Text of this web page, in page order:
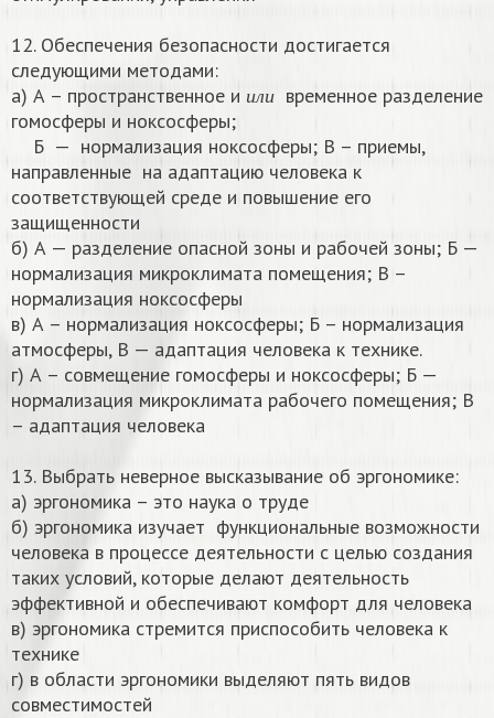
12. Обеспечения безопасности достигается
следующими методами:
а) А – пространственное и
ил и
временное разделение
гомосферы и ноксосферы;
Б — нормализация ноксосферы; В – приемы,
направленные на адаптацию человека к
соответствующей среде и повышение его
защищенности
б) А — разделение опасной зоны и рабочей зоны; Б —
нормализация микроклимата помещения; В –
нормализация ноксосферы
в) А – нормализация ноксосферы; Б – нормализация
атмосферы, В — адаптация человека к технике.
г) А – совмещение гомосферы и ноксосферы; Б —
нормализация микроклимата рабочего помещения; В
– адаптация человека
13. Выбрать неверное высказывание об эргономике:
а) эргономика – это наука о труде
б) эргономика изучает функциональные возможности
человека в процессе деятельности с целью создания
таких условий, которые делают деятельность
эффективной и обеспечивают комфорт для человека
в) эргономика стремится приспособить человека к
технике
г) в области эргономики выделяют пять видов
совместимостей